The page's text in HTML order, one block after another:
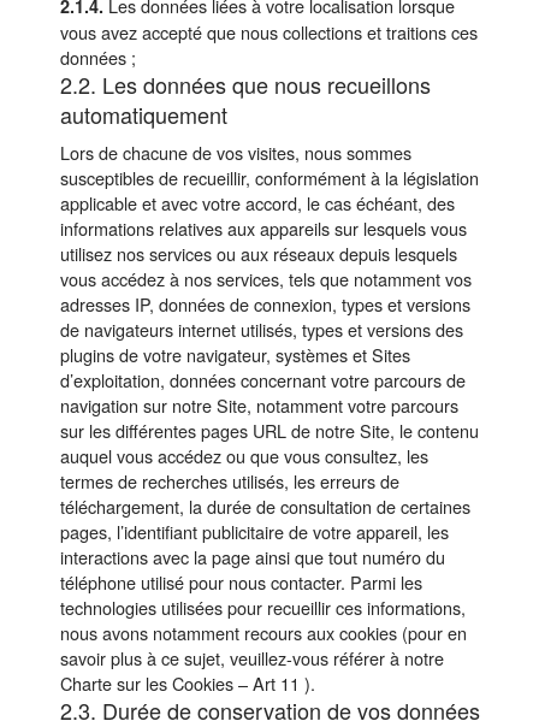
2.1.4. Les données liées à votre localisation lorsque
vous avez accepté que nous collections et traitions ces
données ;
2.2. Les données que nous recueillons
automatiquement
Lors de chacune de vos visites, nous sommes
susceptibles de recueillir, conformément à la législation
applicable et avec votre accord, le cas échéant, des
informations relatives aux appareils sur lesquels vous
utilisez nos services ou aux réseaux depuis lesquels
vous accédez à nos services, tels que notamment vos
adresses IP, données de connexion, types et versions
de navigateurs internet utilisés, types et versions des
plugins de votre navigateur, systèmes et Sites
d’exploitation, données concernant votre parcours de
navigation sur notre Site, notamment votre parcours
sur les différentes pages URL de notre Site, le contenu
auquel vous accédez ou que vous consultez, les
termes de recherches utilisés, les erreurs de
téléchargement, la durée de consultation de certaines
pages, l’identifiant publicitaire de votre appareil, les
interactions avec la page ainsi que tout numéro du
téléphone utilisé pour nous contacter. Parmi les
technologies utilisées pour recueillir ces informations,
nous avons notamment recours aux cookies (pour en
savoir plus à ce sujet, veuillez-vous référer à notre
Charte sur les Cookies – Art 11 ).
2.3. Durée de conservation de vos données